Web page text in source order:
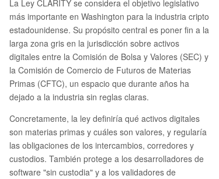
La Ley CLARITY se considera el objetivo legislativo
más importante en Washington para la industria cripto
estadounidense. Su propósito central es poner fin a la
larga zona gris en la jurisdicción sobre activos
digitales entre la Comisión de Bolsa y Valores (SEC) y
la Comisión de Comercio de Futuros de Materias
Primas (CFTC), un espacio que durante años ha
dejado a la industria sin reglas claras.
Concretamente, la ley definiría qué activos digitales
son materias primas y cuáles son valores, y regularía
las obligaciones de los intercambios, corredores y
custodios. También protege a los desarrolladores de
software "sin custodia" y a los validadores de